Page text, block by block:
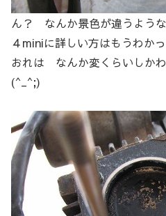
ん？ なんか景色が違うような
４miniに詳しい方はもうわかっ
おれは なんか変くらいしか
(^_^;)